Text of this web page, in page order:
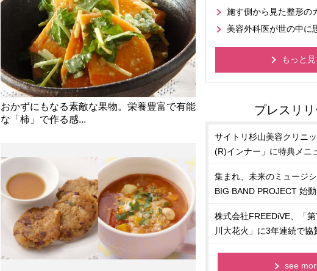
おかずにもなる素敵な果物。栄養豊富で有能
な「柿」で作る感...
施す側から見た整形の
美容外科医が世の中に
もっと見
サイトリ杉山美容クリニ
(R)インナー」に特典メニ
集まれ、未来のミュージ
BIG BAND PROJECT 始
株式会社FREEDiVE、「
川大花火」に3年連続で協
see